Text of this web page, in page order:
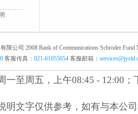
公司 2008 Bank of Communications Schroder Fund
客服传真： 021-61055054 客服邮箱：
一至周五，上午08:45 - 12:00；
明文字仅供参考，如有与本公